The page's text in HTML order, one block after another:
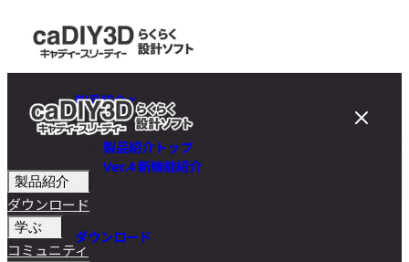
製品紹介
製品紹介トップ
Ver.4 新機能紹介
ダウンロード
製品紹介
ダウンロード
学ぶ
コミュニティ